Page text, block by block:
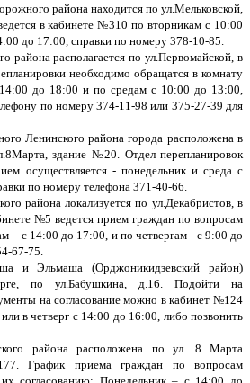
района находится по ул.Мельковской,
в кабинете №310 по вторникам с 10:00
до 17:00, справки по номеру 378-10-85.
района располагается по ул.Первомайской, в
необходимо обращатся в комнату
до 18:00 и по средам с 10:00 до 13:00,
по номеру 374-11-98 или 375-27-39 для
Ленинского района города расположена в
здание №20. Отдел перепланировок
осуществляется - понедельник и среда с
по номеру телефона 371-40-66.
района локализуется по ул.Декабристов, в
№5 ведется прием граждан по вопросам
– с 14:00 до 17:00, и по четвергам - с 9:00 до
67-75.
и Эльмаша (Орджоникидзевский район)
по ул.Бабушкина, д.16. Подойти на
на согласование можно в кабинет №124
в четверг с 14:00 до 16:00, либо позвонить
района расположена по ул. 8 Марта
График приема граждан по вопросам